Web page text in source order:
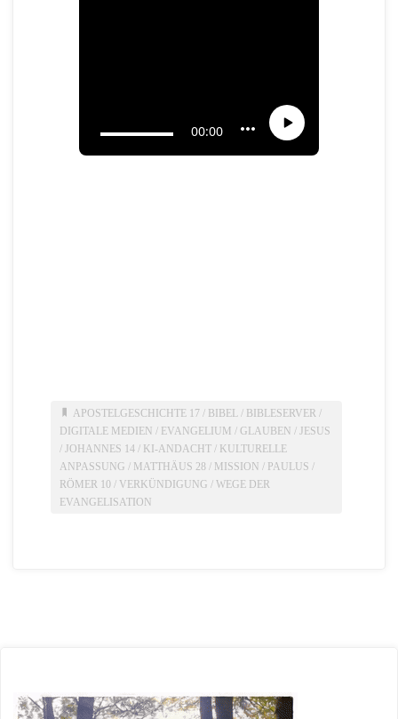
APOSTELGESCHICHTE 17 / BIBEL/ BIBLESERVER /
DIGITALE MEDIEN / EVANGELIUM /GLAUBEN /JESUS
/JOHANNES 14 / KI-ANDACHT / KULTURELLE
ANPASSUNG / MATTHÄUS 28 / MISSION / PAULUS /
RÖMER 10 / VERKÜNDIGUNG / WEGE DER
EVANGELISATION